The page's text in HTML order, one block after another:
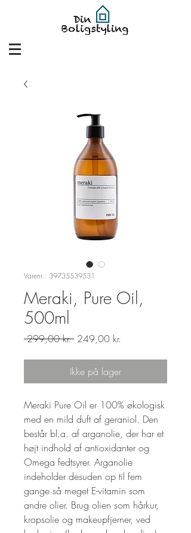
Varenr.: 39735539531
Meraki, Pure Oil,
500ml
299,00 kr. Regulær
249,00 kr.
Ikke på lager
Meraki Pure Oil er 100% økologisk
med en mild duft af geraniol. Den
består bl.a. af arganolie, der har et
højt indhold af antioxidanter og
Omega fedtsyrer. Arganolie
indeholder desuden op til fem
gange så meget E-vitamin som
andre olier. Brug olien som hårkur,
kropsolie og makeupfjerner, ved